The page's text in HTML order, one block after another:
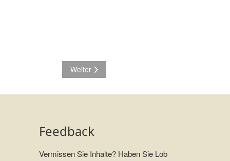
Nächster Beitrag: Forschen & Lesen: Bibliothek
Weiter
Feedback
Vermissen Sie Inhalte? Haben Sie Lob